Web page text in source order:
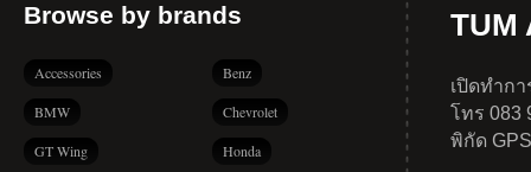
Browse by brands
Accessories Benz
BMW Chevrolet
GT Wing Honda
TUM
เปิดทำก
โทร 083
พิกัด